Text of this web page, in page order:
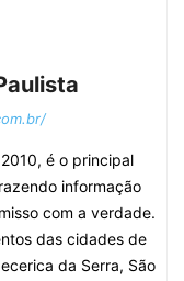
2010, é o principal
informação
com a verdade.
das cidades de
da Serra, São